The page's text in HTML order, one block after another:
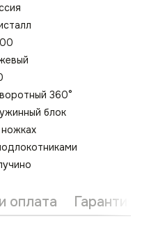
360°
блок
оплата Гарантия